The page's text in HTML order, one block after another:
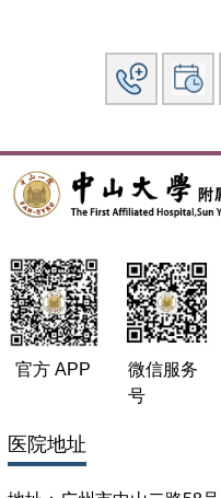
1997年12月～2004年11
2004年12月～ 中山大
主任医师
官方 APP
微信服务
号
医院地址